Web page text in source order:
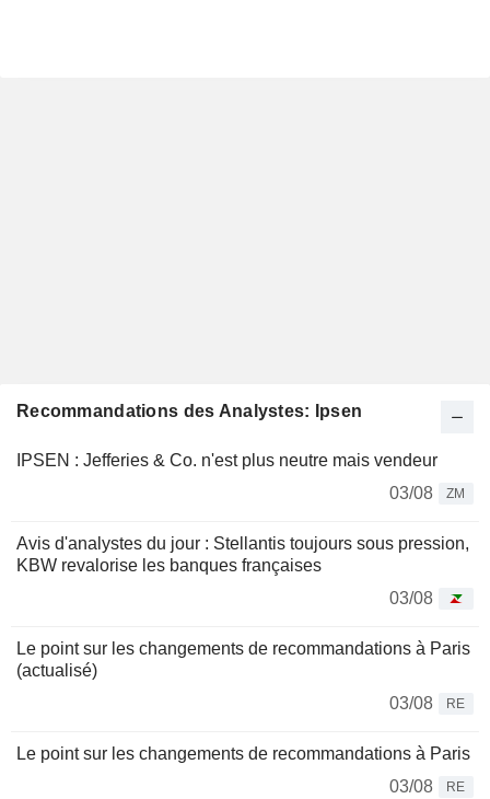
Recommandations des Analystes: Ipsen
IPSEN : Jefferies & Co. n'est plus neutre mais vendeur
03/08
ZM
Avis d'analystes du jour : Stellantis toujours sous pression,
KBW revalorise les banques françaises
03/08
Le point sur les changements de recommandations à Paris
(actualisé)
03/08
RE
Le point sur les changements de recommandations à Paris
03/08
RE